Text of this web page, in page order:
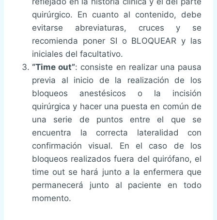
quirúrgico. En cuanto al contenido, debe
evitarse abreviaturas, cruces y se
recomienda poner SI o BLOQUEAR y las
iniciales del facultativo.
“Time out”: consiste en realizar una pausa
previa al inicio de la realización de los
bloqueos anestésicos o la incisión
quirúrgica y hacer una puesta en común de
una serie de puntos entre el que se
encuentra la correcta lateralidad con
confirmación visual. En el caso de los
bloqueos realizados fuera del quirófano, el
time out se hará junto a la enfermera que
permanecerá junto al paciente en todo
momento.